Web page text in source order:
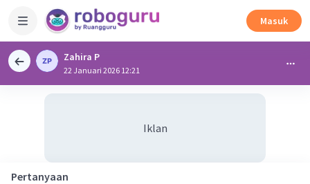
Masuk
Zahira P
22 Januari 2026 12:21
Iklan
Pertanyaan